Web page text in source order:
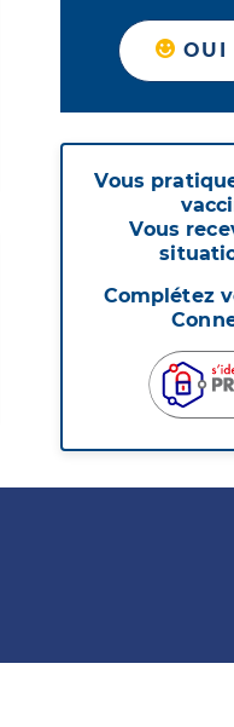
OUI
Vous
Vous
Complétez